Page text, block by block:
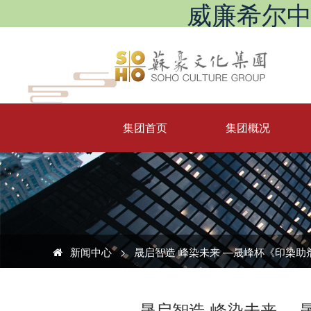
威廉希尔
集团首页 集团概况
新闻中心 > 晟启智造 峰染未来 —晟峰杯《印染助